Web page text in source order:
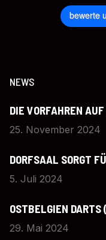
bewerte
NEWS
DIE VORFAHREN
25. November 2024
DORFSAAL SORGT
5. Juli 2024
OSTBELGIEN
29. Mai 2024